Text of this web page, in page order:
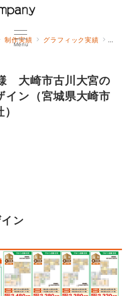
Menu
制作実績 グラフィック実績 あん
大崎市古川大宮の
イン（宮城県大崎市
ン